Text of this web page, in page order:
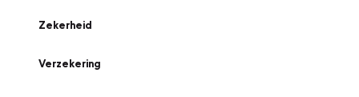
Zekerheid
Verzekering